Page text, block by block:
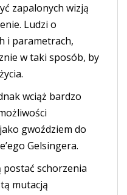
zapalonych wizją
Ludzi o
i parametrach,
w taki sposób, by
wciąż bardzo
gwoździem do
Gelsingera.
postać schorzenia
mutacją